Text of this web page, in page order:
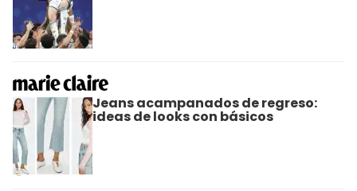
Jeans acampanados de regreso:
ideas de looks con básicos